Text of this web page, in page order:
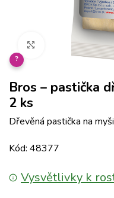
Klikněte pro
?
Bros – pastička
2 ks
Dřevěná pastička na
Kód: 48377
Vysvětlivky k